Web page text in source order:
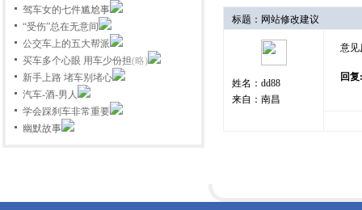
车，本站特别开发拼车信息自动撮
合系统，您发布了之后系统会把您
快速列出有相同路线的拼车信息，
请拼车朋友务必在网站上发布拼车
信息，另外,如果别人在你的拼车信
息后报名的话我们系统会自动发邮
件给您邮箱。
2、注册会员时请务必详细填写您的
详细联系方式，方便拼友联系！
下去，有车的怎么样节约油价，没
驾车女的七件尴尬事
“受伤”总在无意间
公交车上的五大帮派
买车多个心眼 用车少份担(略)
新手上路 堵车别堵心
汽车-酒-男人
学会踩刹车非常重要
幽默故事
标题：网站修改建议
姓名：dd88
来自：南昌
意见
回复: